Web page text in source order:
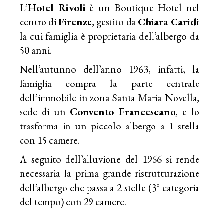
L’Hotel Rivoliè un Boutique Hotel nel
centro diFirenze, gestito daChiara Caridi
la cui famiglia è proprietaria dell’albergo da
50 anni.
Nell’autunno dell’anno 1963, infatti, la
famiglia compra la parte centrale
dell’immobile in zona Santa Maria Novella,
sede di un Convento Francescano, e lo
trasforma in un piccolo albergo a 1 stella
con 15 camere.
A seguito dell’alluvione del 1966 si rende
necessaria la prima grande ristrutturazione
dell’albergo che passa a 2 stelle (3° categoria
del tempo) con 29 camere.